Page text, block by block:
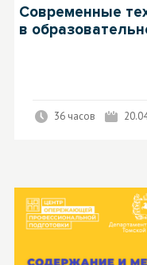
Современные
в
36 часов